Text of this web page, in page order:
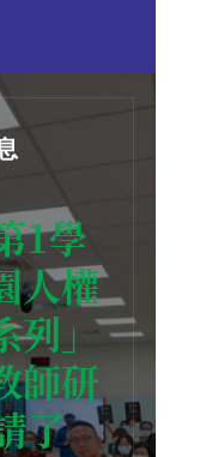
1學
人權
列」
師研
了